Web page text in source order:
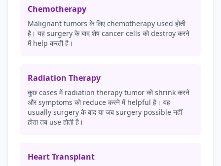
Chemotherapy
Malignant tumors के लिए chemotherapy used होती
है। यह surgery के बाद शेष cancer cells को destroy करने
में help करती है।
Radiation Therapy
कुछ cases में radiation therapy tumor को shrink करने
और symptoms को reduce करने में helpful है। यह
usually surgery के बाद या जब surgery possible नहीं
होता तब use होती है।
Heart Transplant